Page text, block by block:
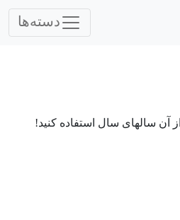
دسته‌ها
آن سالهای سال استفاده کنید!